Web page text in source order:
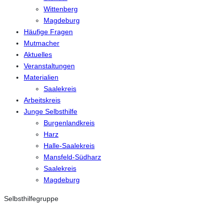
Wittenberg
Magdeburg
Häufige Fragen
Mutmacher
Aktuelles
Veranstaltungen
Materialien
Saalekreis
Arbeitskreis
Junge Selbsthilfe
Burgenlandkreis
Harz
Halle-Saalekreis
Mansfeld-Südharz
Saalekreis
Magdeburg
Selbsthilfegruppe